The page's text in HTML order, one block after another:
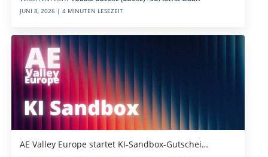
JUNI 8, 2026 | 4 MINUTEN LESEZEIT
AE Valley Europe startet KI-Sandbox-Gutschei…